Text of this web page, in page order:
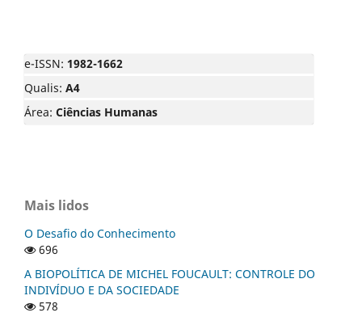
e-ISSN: 1982-1662
Qualis: A4
Área: Ciências Humanas
Mais lidos
O Desafio do Conhecimento
696
A BIOPOLÍTICA DE MICHEL FOUCAULT: CONTROLE DO
INDIVÍDUO E DA SOCIEDADE
578